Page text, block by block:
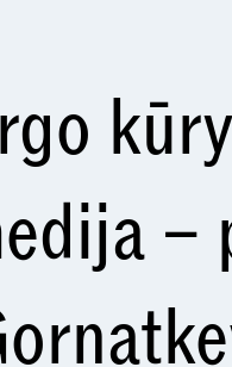
–